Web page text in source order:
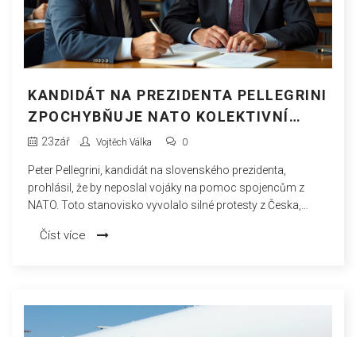
KANDIDÁT NA PREZIDENTA PELLEGRINI
ZPOCHYBŇUJE NATO KOLEKTIVNÍ
OBRANU, PROTESTY Z ČESKA
23zář Vojtěch Válka 0
Peter Pellegrini, kandidát na slovenského prezidenta,
prohlásil, že by neposlal vojáky na pomoc spojencům z
NATO. Toto stanovisko vyvolalo silné protesty z Česka,
bezpečnost aliance založena. Kritici upozorňují, že by to
Číst více